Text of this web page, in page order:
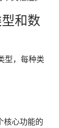
和数
型，每种类
核心功能的